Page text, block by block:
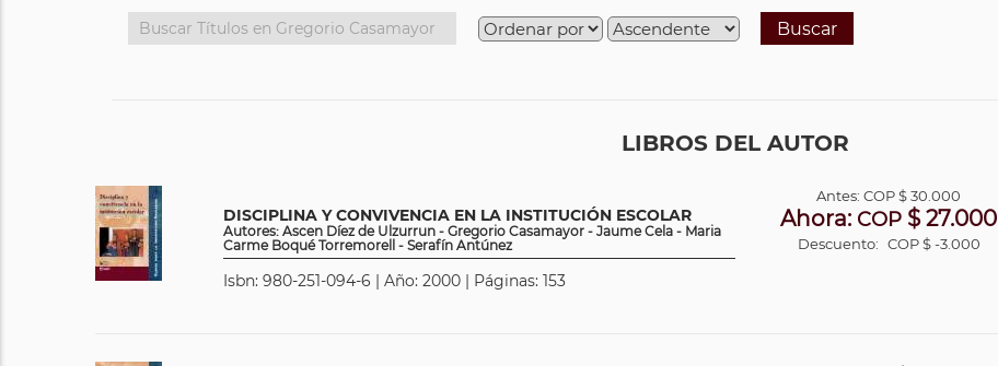
Buscar
LIBROS DEL AUTOR
DISCIPLINA Y CONVIVENCIA EN LA INSTITUCIÓN ESCOLAR
Autores: Ascen Díez de Ulzurrun - Gregorio Casamayor - Jaume Cela - Maria
Carme Boqué Torremorell - Serafín Antúnez
Isbn: 980-251-094-6 | Año: 2000 | Páginas: 153
Antes:COP$ 30.000
Ahora: COP $ 27.000
Descuento: COP $ -3.000